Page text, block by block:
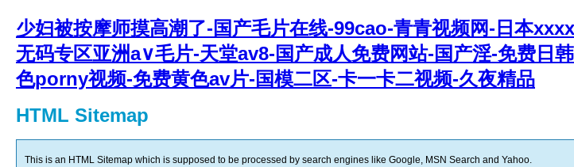
少妇被按摩师摸高潮了-国产毛片在线-99cao-青青视频网-日本
无码专区亚洲a∨毛片-天堂av8-国产成人免费网站-国产淫-免费日
色porny视频-免费黄色av片-国模二区-卡一卡二视频-久夜精品
HTML Sitemap
This is an HTML Sitemap which is supposed to be processed by search engines like Google, MSN Search and Yahoo.